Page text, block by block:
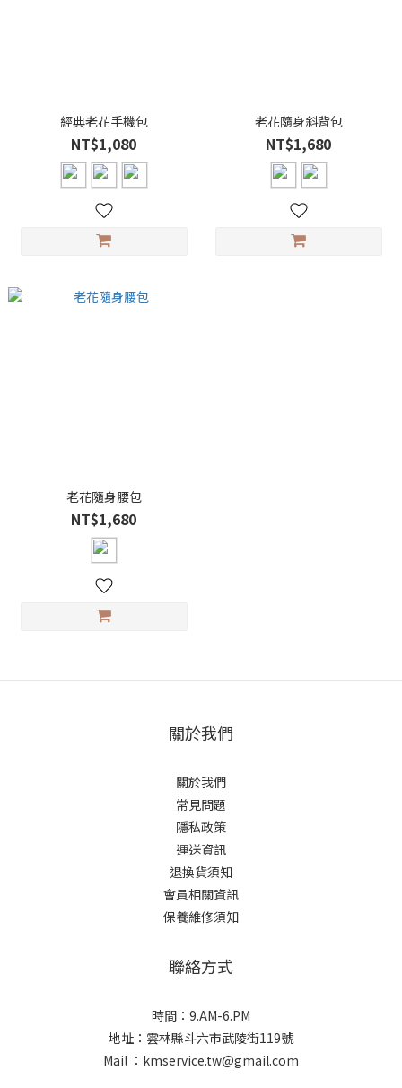
經典老花手機包
NT$1,080
老花隨身斜背包
NT$1,680
老花隨身腰包
NT$1,680
關於我們
關於我們
常見問題
隱私政策
運送資訊
退換貨須知
會員相關資訊
保養維修須知
聯絡方式
時間：9.AM-6.PM
地址：雲林縣斗六市武陵街119號
Mail ：kmservice.tw@gmail.com